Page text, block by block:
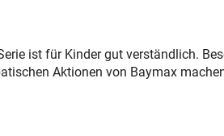
ist für Kinder gut verständlich.
Aktionen von Baymax